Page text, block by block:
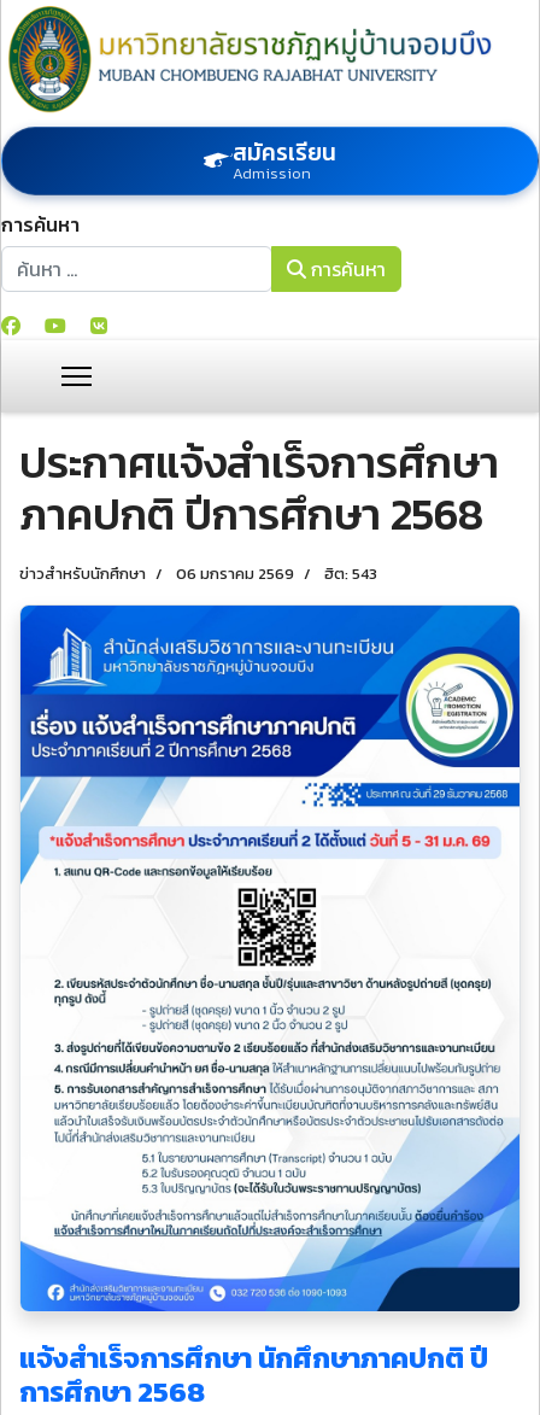
สมัครเรียน
Admission
การค้นหา
การค้นหา
การค้นหา
ประกาศแจ้งสำเร็จการศึกษา
ภาคปกติ ปีการศึกษา 2568
ข่าวสำหรับนักศึกษา 06 มกราคม 2569 ฮิต: 543
แจ้งสำเร็จการศึกษา นักศึกษาภาคปกติ ปี
การศึกษา 2568